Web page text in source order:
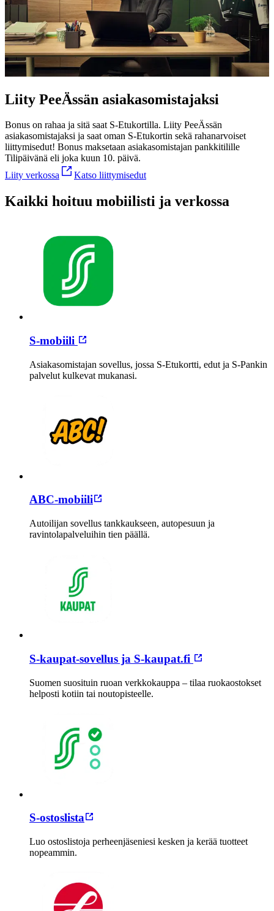
Liity PeeÄssän asiakas­omistajaksi
Bonus on rahaa ja sitä saat S-Etukortilla. Liity PeeÄssän
asiakasomistajaksi ja saat oman S-Etukortin sekä rahanarvoiset
liittymisedut! Bonus maksetaan asiakasomistajan pankkitilille
Tilipäivänä eli joka kuun 10. päivä.
Liity verkossa
Katso liittymisedut
Kaikki hoituu mobiilisti ja verkossa
S-mobiili
Asiakasomistajan sovellus, jossa S-Etukortti, edut ja S-Pankin
palvelut kulkevat mukanasi.
ABC-mobiili
Autoilijan sovellus tankkaukseen, autopesuun ja
ravintolapalveluihin tien päällä.
S-kaupat-sovellus ja S-kaupat.fi
Suomen suosituin ruoan verkkokauppa – tilaa ruokaostokset
helposti kotiin tai noutopisteelle.
S-ostoslista
Luo ostoslistoja perheenjäseniesi kesken ja kerää tuotteet
nopeammin.